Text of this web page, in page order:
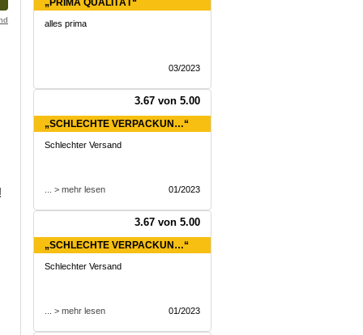
alles prima
03/2023
3.67 von 5.00
„SCHLECHTE VERPACKUN…“
Schlechter Versand
... > mehr lesen 01/2023
3.67 von 5.00
„SCHLECHTE VERPACKUN…“
Schlechter Versand
... > mehr lesen 01/2023